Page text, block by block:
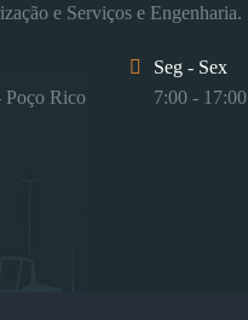
e Serviços e Engenharia.
Poço Rico
Seg - Sex
7:00 - 17:00